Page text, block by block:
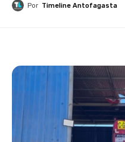
Por Timeline Antofagasta